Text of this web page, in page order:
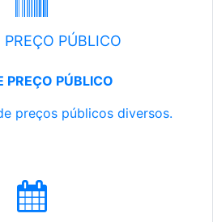
PREÇO PÚBLICO
PREÇO PÚBLICO
preços públicos diversos.